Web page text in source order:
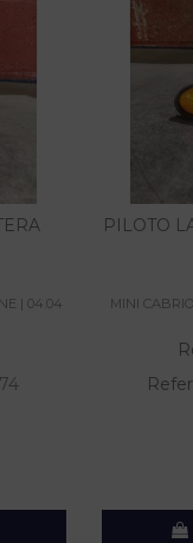
| 04.04
PILOTO
MINI